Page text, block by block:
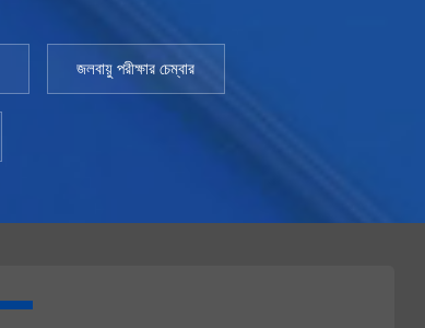
জলবায়ু পরীক্ষার চেম্বার